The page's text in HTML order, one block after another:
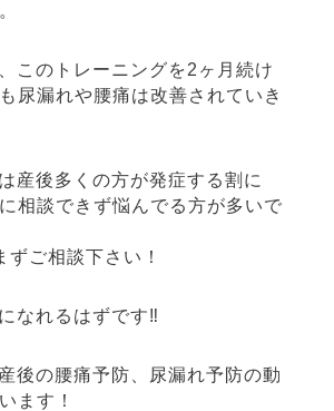
このトレーニングを2ヶ月続け
尿漏れや腰痛は改善されていき
産後多くの方が発症する割に
相談できず悩んでる方が多いで
ずご相談下さい！
なれるはずです‼︎
後の腰痛予防、尿漏れ予防の動
ます！